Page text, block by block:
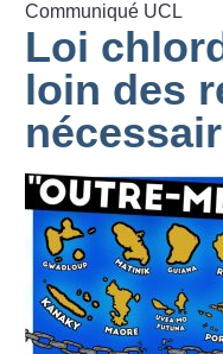
Communiqué UCL
Loi
loin des